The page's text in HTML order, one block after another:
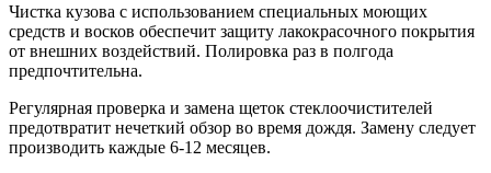
Чистка кузова с использованием специальных моющих
средств и восков обеспечит защиту лакокрасочного покрытия
от внешних воздействий. Полировка раз в полгода
предпочтительна.
Регулярная проверка и замена щеток стеклоочистителей
предотвратит нечеткий обзор во время дождя. Замену следует
производить каждые 6-12 месяцев.